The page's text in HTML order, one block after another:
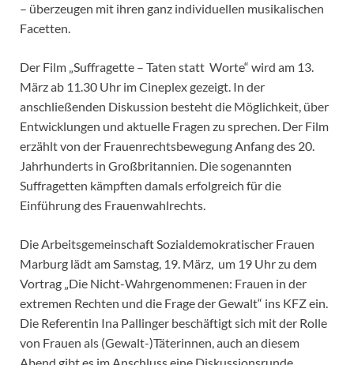
– überzeugen mit ihren ganz individuellen musikalischen
Facetten.
Der Film „Suffragette – Taten statt Worte“ wird am 13.
März ab 11.30 Uhr im Cineplex gezeigt. In der
anschließenden Diskussion besteht die Möglichkeit, über
Entwicklungen und aktuelle Fragen zu sprechen. Der Film
erzählt von der Frauenrechtsbewegung Anfang des 20.
Jahrhunderts in Großbritannien. Die sogenannten
Suffragetten kämpften damals erfolgreich für die
Einführung des Frauenwahlrechts.
Die Arbeitsgemeinschaft Sozialdemokratischer Frauen
Marburg lädt am Samstag, 19. März, um 19 Uhr zu dem
Vortrag „Die Nicht-Wahrgenommenen: Frauen in der
extremen Rechten und die Frage der Gewalt“ ins KFZ ein.
Die Referentin Ina Pallinger beschäftigt sich mit der Rolle
von Frauen als (Gewalt-)Täterinnen, auch an diesem